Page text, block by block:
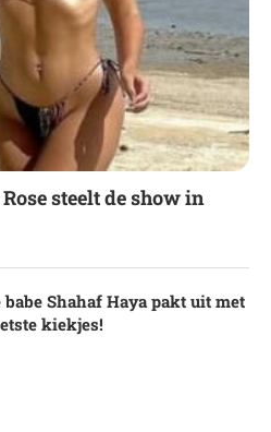
steelt de show in
babe Shahaf Haya pakt uit met
kiekjes!